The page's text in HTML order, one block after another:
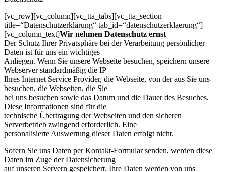
[vc_row][vc_column][vc_tta_tabs][vc_tta_section
title=“Datenschutzerklärung“ tab_id=“datenschutzerklaerung“]
[vc_column_text]Wir nehmen Datenschutz ernst
Der Schutz Ihrer Privatsphäre bei der Verarbeitung persönlicher
Daten ist für uns ein wichtiges
Anliegen. Wenn Sie unsere Webseite besuchen, speichern unsere
Webserver standardmäßig die IP
Ihres Internet Service Provider, die Webseite, von der aus Sie uns
besuchen, die Webseiten, die Sie
bei uns besuchen sowie das Datum und die Dauer des Besuches.
Diese Informationen sind für die
technische Übertragung der Webseiten und den sicheren
Serverbetrieb zwingend erforderlich. Eine
personalisierte Auswertung dieser Daten erfolgt nicht.
Sofern Sie uns Daten per Kontakt-Formular senden, werden diese
Daten im Zuge der Datensicherung
auf unseren Servern gespeichert. Ihre Daten werden von uns